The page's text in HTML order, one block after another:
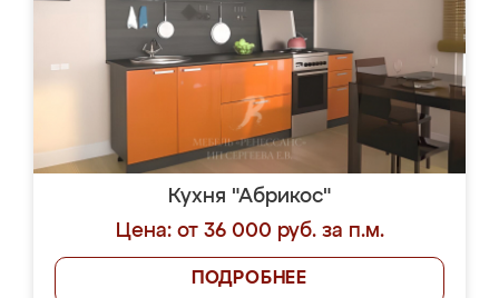
Кухня "Абрикос"
Цена: от 36 000 руб. за п.м.
ПОДРОБНЕЕ